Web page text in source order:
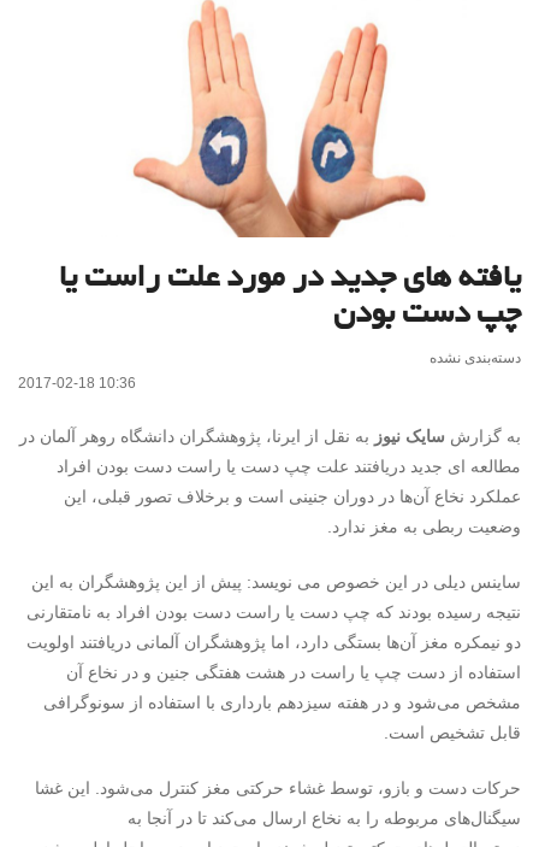
یافته های جدید در مورد علت راست یا
چپ دست بودن
دسته‌بندی نشده
2017-02-18 10:36
به گزارش سایک نیوز به نقل از ایرنا، پژوهشگران دانشگاه روهر آلمان در
مطالعه ای جدید دریافتند علت چپ دست یا راست دست بودن افراد
عملکرد نخاع آن‌ها در دوران جنینی است و برخلاف تصور قبلی، این
وضعیت ربطی به مغز ندارد.
ساینس دیلی در این خصوص می نویسد: پیش از این پژوهشگران به این
نتیجه رسیده بودند که چپ دست یا راست دست بودن افراد به نامتقارنی
دو نیمکره مغز آن‌ها بستگی دارد، اما پژوهشگران آلمانی دریافتند اولویت
استفاده از دست چپ یا راست در هشت هفتگی جنین و در نخاع آن
مشخص می‌شود و در هفته سیزدهم بارداری با استفاده از سونوگرافی
قابل تشخیص است.
حرکات دست و بازو، توسط غشاء حرکتی مغز کنترل می‌شود. این غشا
سیگنال‌های مربوطه را به نخاع ارسال می‌کند تا در آنجا به